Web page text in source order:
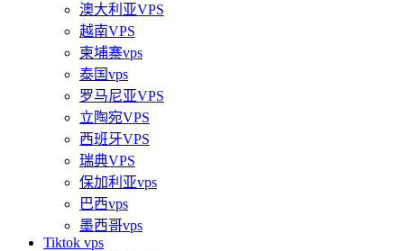
澳大利亚VPS
越南VPS
柬埔寨vps
泰国vps
罗马尼亚VPS
立陶宛VPS
西班牙VPS
瑞典VPS
保加利亚vps
巴西vps
墨西哥vps
Tiktok vps